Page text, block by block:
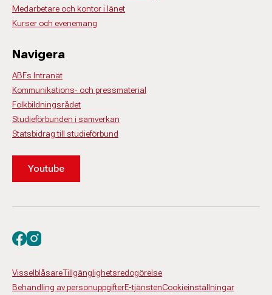
Medarbetare och kontor i länet
Kurser och evenemang
Navigera
ABFs Intranät
Kommunikations- och pressmaterial
Folkbildningsrådet
Studieförbunden i samverkan
Statsbidrag till studieförbund
Youtube
VisselblåsareTillgänglighetsredogörelse
Behandling av personuppgifterE-tjänstenCookieinställningar
Besök oss på facebook
Besök oss på instagram